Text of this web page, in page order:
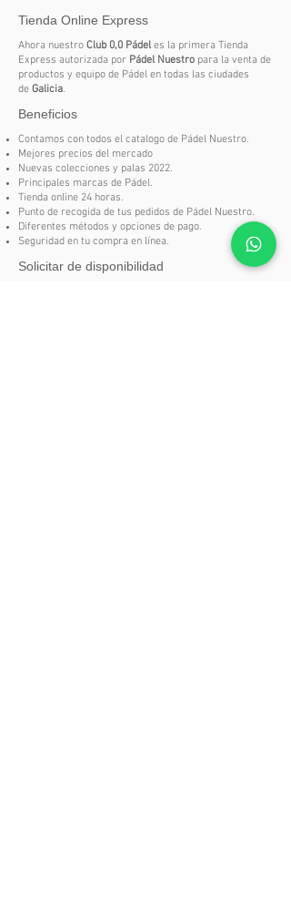
Balance Medio
Núcleo Hard Eva
Cara Carbono 3k
Formato Normal
Nivel de Juego Principiante /
Intermedio
Acabado Brillo
Forma Híbrida
Superfície Rugosa
Tipo de Juego Polivalente
Colección Jugadores Franco
Jugador Hombre, Mujer
Tienda Online Express
Ahora nuestro Club 0,0 Pádel es la primera Tienda
Express autorizada por Pádel Nuestro para la venta de
productos y equipo de Pádel en todas las ciudades
de Galicia.
Beneficios
Contamos con todos el catalogo de Pádel Nuestro.
Mejores precios del mercado
Nuevas colecciones y palas 2022.
Principales marcas de Pádel.
Tienda online 24 horas.
Punto de recogida de tus pedidos de Pádel Nuestro.
Diferentes métodos y opciones de pago.
Seguridad en tu compra en línea.
Solicitar de disponibilidad